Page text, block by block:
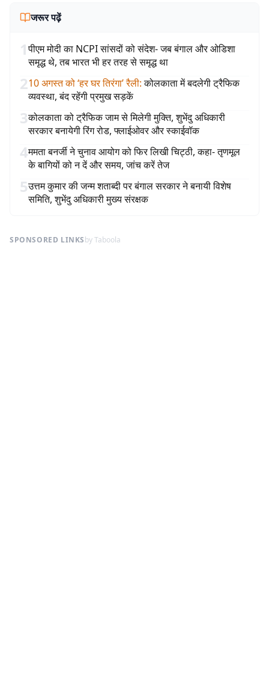
जरूर पढ़ें
1पीएम मोदी का NCPI सांसदों को संदेश- जब बंगाल और ओडिशा
समृद्ध थे, तब भारत भी हर तरह से समृद्ध था
210 अगस्त को ‘हर घर तिरंगा’ रैली: कोलकाता में बदलेगी ट्रैफिक
व्यवस्था, बंद रहेंगी प्रमुख सड़कें
3कोलकाता को ट्रैफिक जाम से मिलेगी मुक्ति, शुभेंदु अधिकारी
सरकार बनायेगी रिंग रोड, फ्लाईओवर और स्काईवॉक
4ममता बनर्जी ने चुनाव आयोग को फिर लिखी चिट्ठी, कहा- तृणमूल
के बागियों को न दें और समय, जांच करें तेज
5उत्तम कुमार की जन्म शताब्दी पर बंगाल सरकार ने बनायी विशेष
समिति, शुभेंदु अधिकारी मुख्य संरक्षक
SPONSORED LINKSby Taboola